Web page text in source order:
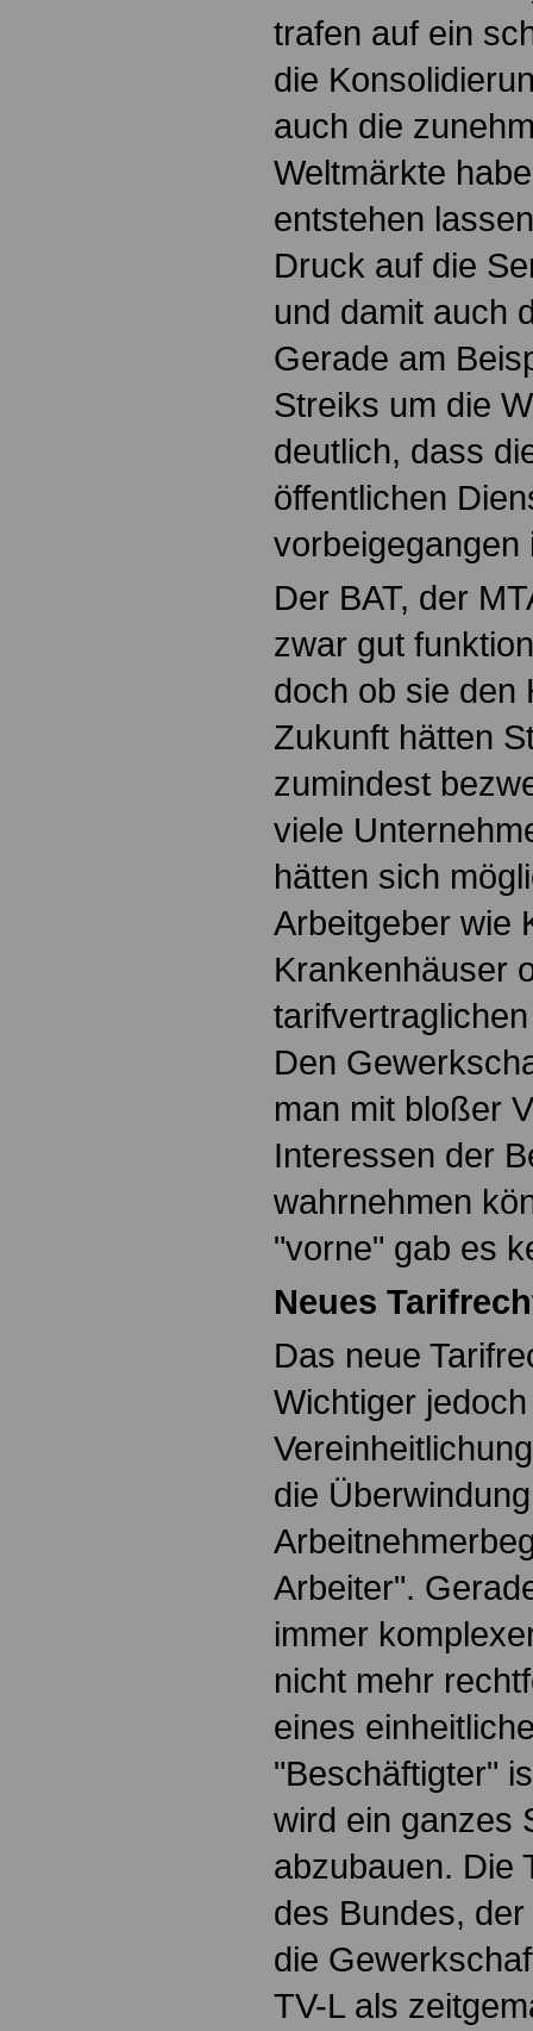
trafen auf ein
die
auch die
Weltmärkte
entstehen
Druck auf die
und damit auch
Gerade am
Streiks um die
deutlich, dass
öffentlichen
vorbeigegangen
Der BAT, der
zwar gut
doch ob sie den
Zukunft hätten
zumindest
viele
hätten sich
Arbeitgeber wie
Krankenhäuser
Den
man mit bloßer
Interessen der
wahrnehmen
"vorne" gab es
Neues
Das neue
Wichtiger
die
Arbeiter".
immer
nicht mehr
eines
"Beschäftigter"
wird ein ganzes
abzubauen. Die
des Bundes,
die
TV-L als